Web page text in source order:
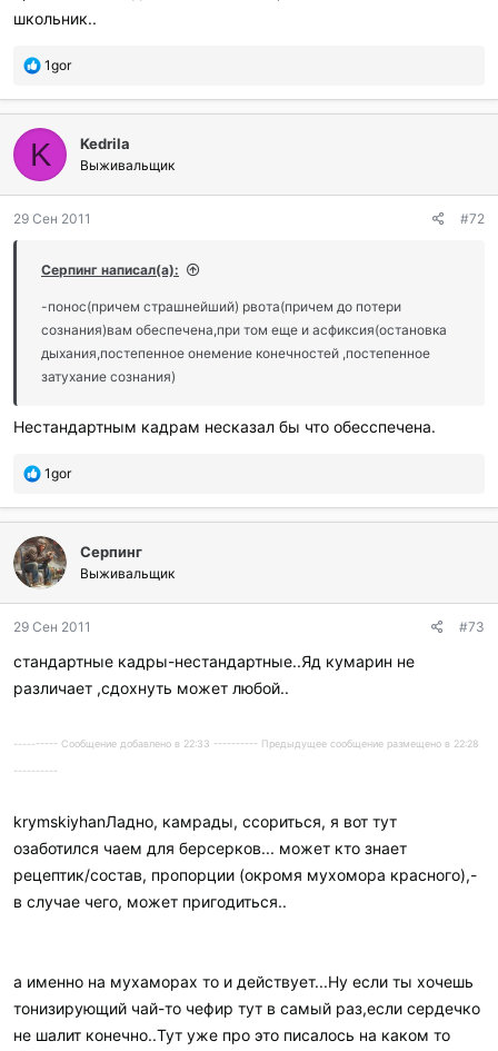
школьник..
П
б
л
а
г
о
а
и
и
:
1gor
K Kedrila
Выживальщик
29 Сен 2011 #72
Серпинг написал(а):
-понос(причем страшнейший) рвота(причем до потери
сознания)вам обеспечена,при том еще и асфиксия(остановка
дыхания,постепенное онемение конечностей ,постепенное
затухание сознания)
Нестандартным кадрам несказал бы что обесспечена.
П
б
л
а
г
о
а
и
л
1gor
Серпинг
Выживальщик
29 Сен 2011 #73
стандартные кадры-нестандартные..Яд кумарин не
различает ,сдохнуть может любой..
---------- Сообщение добавлено в 22:33 ---------- Предыдущее сообщение размещено в 22:28
----------
krymskiyhanЛадно, камрады, ссориться, я вот тут
озаботился чаем для берсерков... может кто знает
рецептик/состав, пропорции (окромя мухомора красного),-
в случае чего, может пригодиться..
а именно на мухаморах то и действует...Ну если ты хочешь
тонизирующий чай-то чефир тут в самый раз,если сердечко
не шалит конечно..Тут уже про это писалось на каком то